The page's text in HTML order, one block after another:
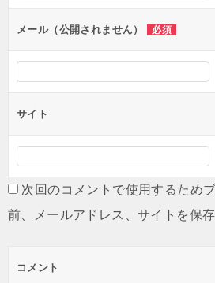
ンメール（公開されません） 必須
サイト
次回のコメントで使用するため
前、メールアドレス、サイトを保存
コメント